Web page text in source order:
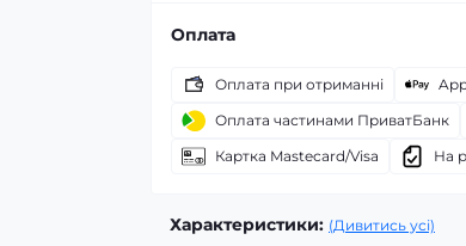
Оплата
Оплата при отриманні
Оплата частинами ПриватБанк
Картка Mastecard/Visa
На
Характеристики: (Дивитись усі)